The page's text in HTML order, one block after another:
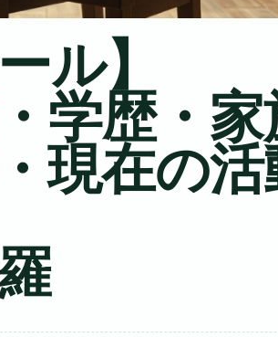
ル】
学歴・家
現在の活